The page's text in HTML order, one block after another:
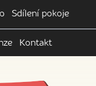
Sdílení pokoje
Kontakt